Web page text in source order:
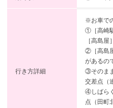
行き方詳細
※お車で
①［高崎
［高島
②［高島
があるの
③そのま
交差点（
④しばら
点（田町